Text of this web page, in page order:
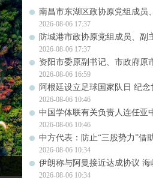
南昌市东湖区政协原党组成员
2026-08-06 17:37
防城港市政协原党组成员、副
2026-08-06 17:37
资阳市委原副书记、市政府原
2026-08-06 16:59
阿根廷设立足球国家队日 纪
2026-08-06 10:46
中国学体联有关负责人连任亚
2026-08-06 10:46
中方代表：防止“三股势力”借
2026-08-06 10:34
伊朗称与阿曼接近达成协议
2026-08-06 10:34